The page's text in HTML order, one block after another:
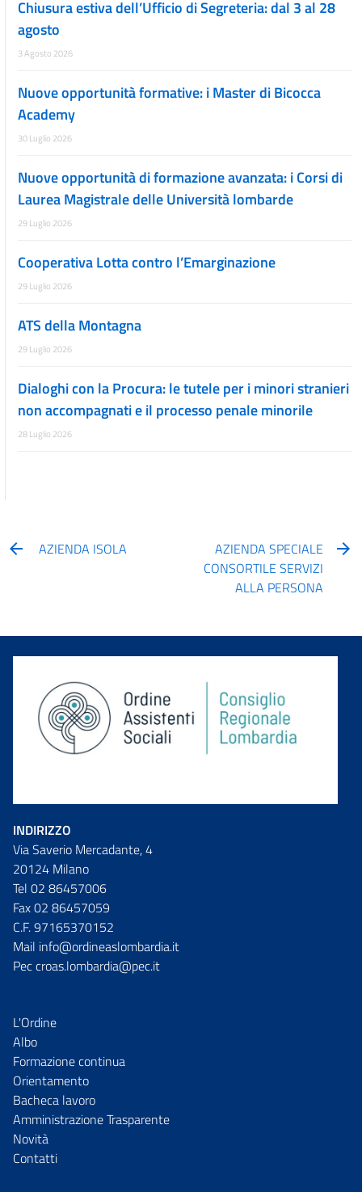
Chiusura estiva dell’Ufficio di Segreteria: dal 3 al 28
agosto
3 Agosto 2026
Nuove opportunità formative: i Master di Bicocca
Academy
30 Luglio 2026
Nuove opportunità di formazione avanzata: i Corsi di
Laurea Magistrale delle Università lombarde
29 Luglio 2026
Cooperativa Lotta contro l’Emarginazione
29 Luglio 2026
ATS della Montagna
29 Luglio 2026
Dialoghi con la Procura: le tutele per i minori stranieri
non accompagnati e il processo penale minorile
28 Luglio 2026
AZIENDA ISOLA
AZIENDA SPECIALE
CONSORTILE SERVIZI
ALLA PERSONA
INDIRIZZO
Via Saverio Mercadante, 4
20124 Milano
Tel 02 86457006
Fax 02 86457059
C.F. 97165370152
Mail info@ordineaslombardia.it
Pec croas.lombardia@pec.it
L'Ordine
Albo
Formazione continua
Orientamento
Bacheca lavoro
Amministrazione Trasparente
Novità
Contatti